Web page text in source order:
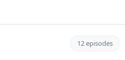
12 episodes